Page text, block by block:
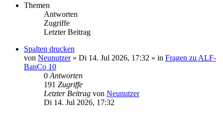
Themen
Antworten
Zugriffe
Letzter Beitrag
Spalten drucken
von Neunutzer» Di 14. Jul 2026, 17:32 » in Fragen zu ALF-
BanCo 10
0 Antworten
191 Zugriffe
Letzter Beitrag von Neunutzer
Di 14. Jul 2026, 17:32